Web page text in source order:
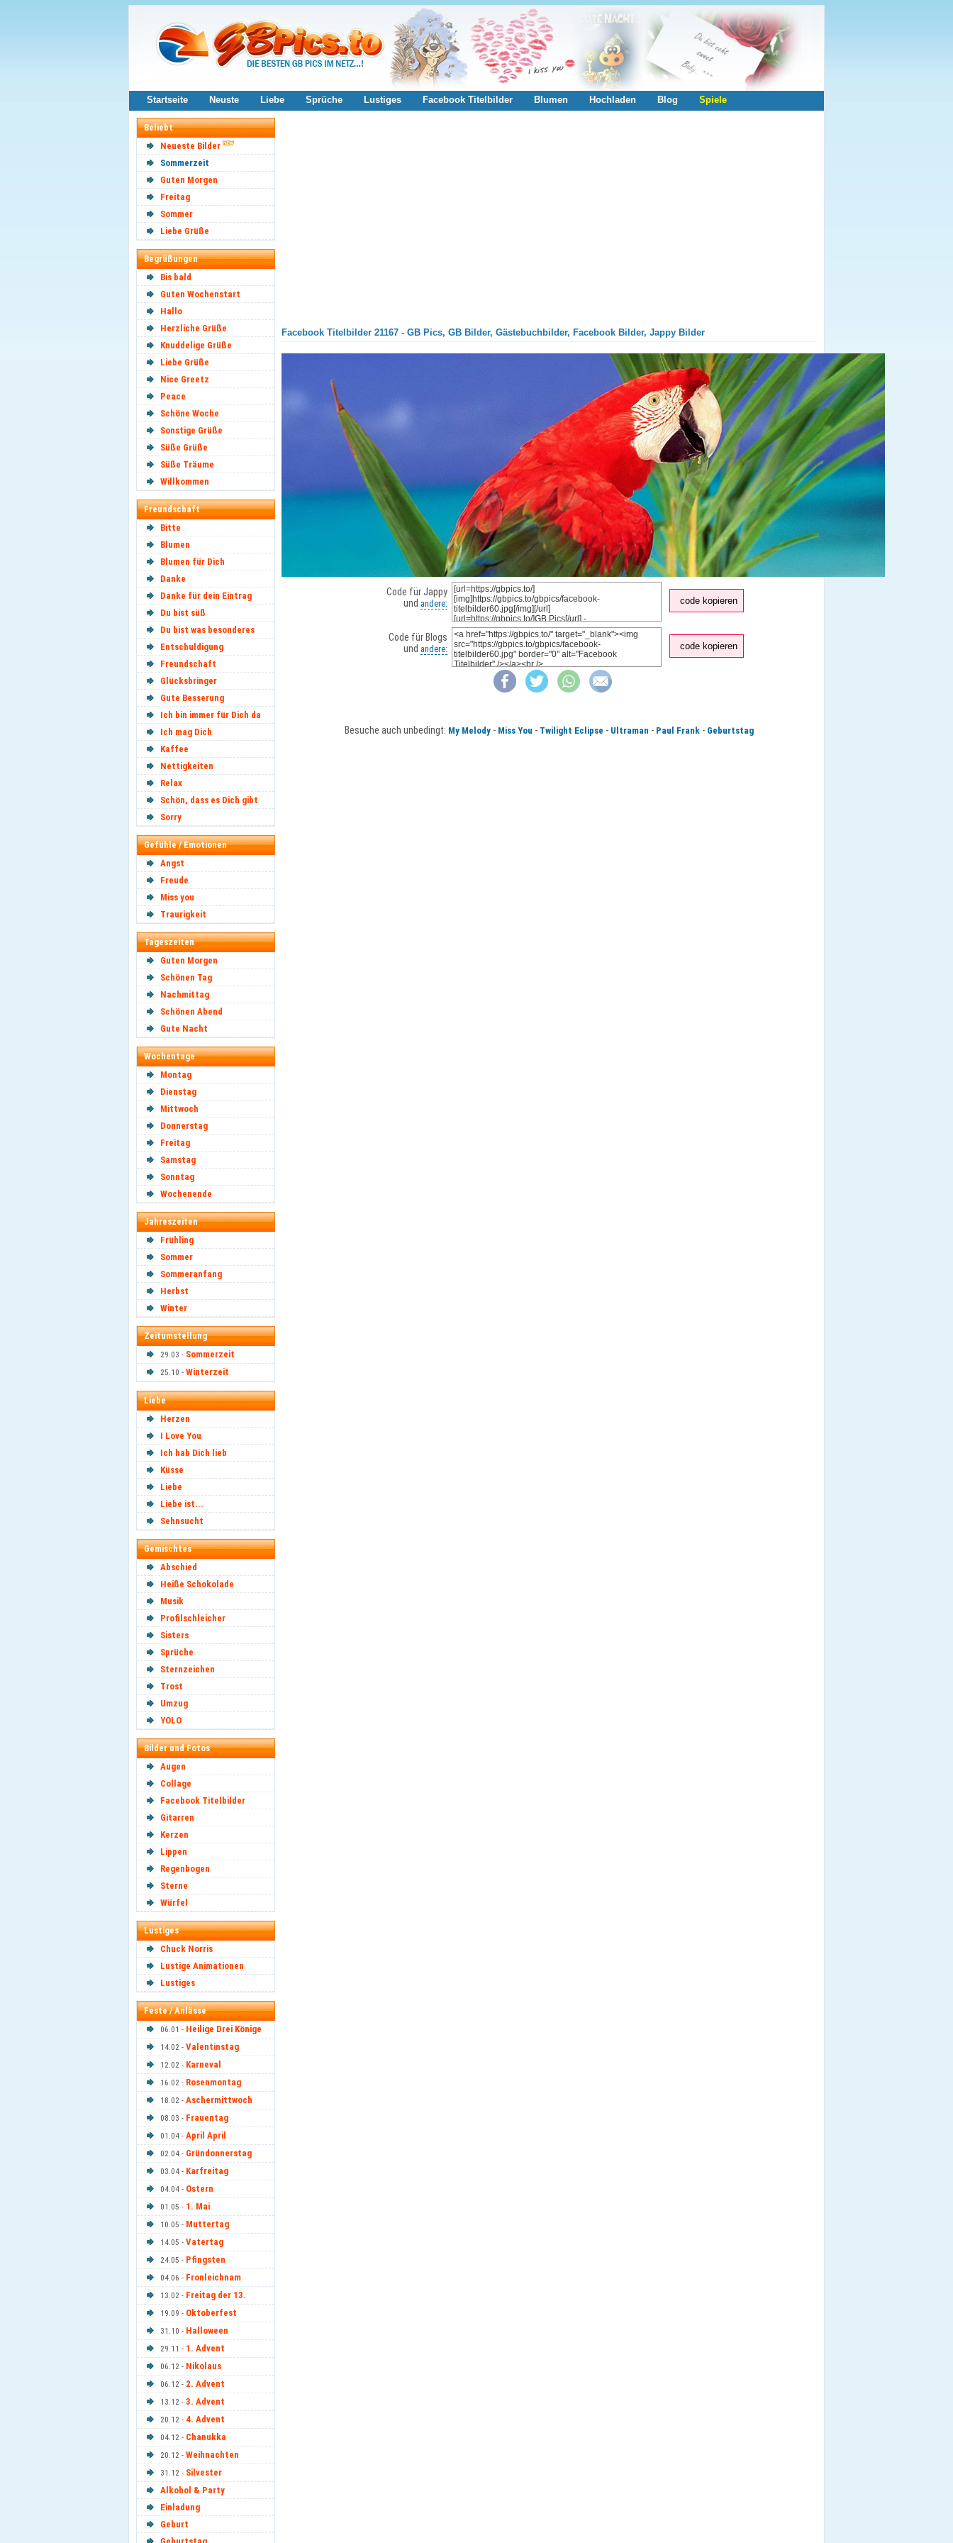
Startseite Neuste Liebe Sprüche Lustiges Facebook Titelbilder Blumen Hochladen Blog Spiele
Beliebt
Neueste Bilder
Sommerzeit
Guten Morgen
Freitag
Sommer
Liebe Grüße
Begrüßungen
Bis bald
Guten Wochenstart
Hallo
Herzliche Grüße
Knuddelige Grüße
Liebe Grüße
Nice Greetz
Peace
Schöne Woche
Sonstige Grüße
Süße Grüße
Süße Träume
Willkommen
Freundschaft
Bitte
Blumen
Blumen für Dich
Danke
Danke für dein Eintrag
Du bist süß
Du bist was besonderes
Entschuldigung
Freundschaft
Glücksbringer
Gute Besserung
Ich bin immer für Dich da
Ich mag Dich
Kaffee
Nettigkeiten
Relax
Schön, dass es Dich gibt
Sorry
Gefühle / Emotionen
Angst
Freude
Miss you
Traurigkeit
Tageszeiten
Guten Morgen
Schönen Tag
Nachmittag
Schönen Abend
Gute Nacht
Wochentage
Montag
Dienstag
Mittwoch
Donnerstag
Freitag
Samstag
Sonntag
Wochenende
Jahreszeiten
Frühling
Sommer
Sommeranfang
Herbst
Winter
Zeitumstellung
29.03 - Sommerzeit
25.10 - Winterzeit
Liebe
Herzen
I Love You
Ich hab Dich lieb
Küsse
Liebe
Liebe ist...
Sehnsucht
Gemischtes
Abschied
Heiße Schokolade
Musik
Profilschleicher
Sisters
Sprüche
Sternzeichen
Trost
Umzug
YOLO
Bilder und Fotos
Augen
Collage
Facebook Titelbilder
Gitarren
Kerzen
Lippen
Regenbogen
Sterne
Würfel
Lustiges
Chuck Norris
Lustige Animationen
Lustiges
Feste / Anlässe
06.01 - Heilige Drei Könige
14.02 - Valentinstag
12.02 - Karneval
16.02 - Rosenmontag
18.02 - Aschermittwoch
08.03 - Frauentag
01.04 - April April
02.04 - Gründonnerstag
03.04 - Karfreitag
04.04 - Ostern
01.05 - 1. Mai
10.05 - Muttertag
14.05 - Vatertag
24.05 - Pfingsten
04.06 - Fronleichnam
13.02 - Freitag der 13.
19.09 - Oktoberfest
31.10 - Halloween
29.11 - 1. Advent
06.12 - Nikolaus
06.12 - 2. Advent
13.12 - 3. Advent
20.12 - 4. Advent
04.12 - Chanukka
20.12 - Weihnachten
31.12 - Silvester
Alkohol & Party
Einladung
Geburt
Facebook Titelbilder 21167 - GB Pics, GB Bilder, Gästebuchbilder, Facebook Bilder, Jappy Bilder
Code für Jappy
und andere: code kopieren
Code für Blogs
und andere: code kopieren
Besuche auch unbedingt: My Melody - Miss You - Twilight Eclipse - Ultraman - Paul Frank - Geburtstag